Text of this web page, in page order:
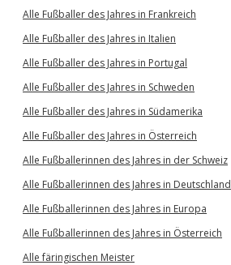
Alle Fußballer des Jahres in Frankreich
Alle Fußballer des Jahres in Italien
Alle Fußballer des Jahres in Portugal
Alle Fußballer des Jahres in Schweden
Alle Fußballer des Jahres in Südamerika
Alle Fußballer des Jahres in Österreich
Alle Fußballerinnen des Jahres in der Schweiz
Alle Fußballerinnen des Jahres in Deutschland
Alle Fußballerinnen des Jahres in Europa
Alle Fußballerinnen des Jahres in Österreich
Alle färingischen Meister